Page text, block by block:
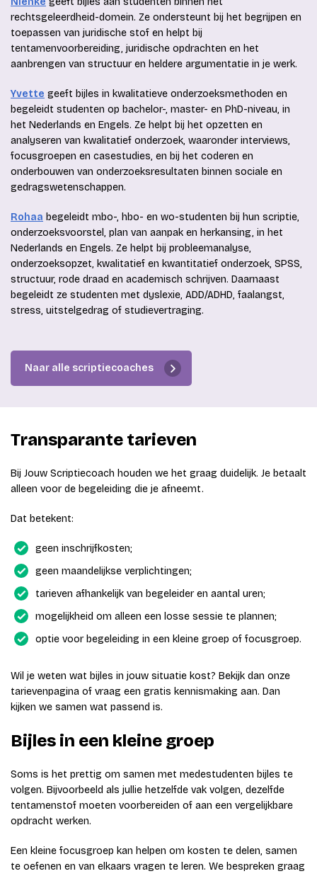
rechtsgeleerdheid-domein. Ze ondersteunt bij het begrijpen en
toepassen van juridische stof en helpt bij
tentamenvoorbereiding, juridische opdrachten en het
aanbrengen van structuur en heldere argumentatie in je werk.
Yvette geeft bijles in kwalitatieve onderzoeksmethoden en
begeleidt studenten op bachelor-, master- en PhD-niveau, in
het Nederlands en Engels. Ze helpt bij het opzetten en
analyseren van kwalitatief onderzoek, waaronder interviews,
focusgroepen en casestudies, en bij het coderen en
onderbouwen van onderzoeksresultaten binnen sociale en
gedragswetenschappen.
Rohaa begeleidt mbo-, hbo- en wo-studenten bij hun scriptie,
onderzoeksvoorstel, plan van aanpak en herkansing, in het
Nederlands en Engels. Ze helpt bij probleemanalyse,
onderzoeksopzet, kwalitatief en kwantitatief onderzoek, SPSS,
structuur, rode draad en academisch schrijven. Daarnaast
begeleidt ze studenten met dyslexie, ADD/ADHD, faalangst,
stress, uitstelgedrag of studievertraging.
Naar alle scriptiecoaches
Transparante tarieven
Bij Jouw Scriptiecoach houden we het graag duidelijk. Je betaalt
alleen voor de begeleiding die je afneemt.
Dat betekent:
geen inschrijfkosten;
geen maandelijkse verplichtingen;
tarieven afhankelijk van begeleider en aantal uren;
mogelijkheid om alleen een losse sessie te plannen;
optie voor begeleiding in een kleine groep of focusgroep.
Wil je weten wat bijles in jouw situatie kost? Bekijk dan onze
tarievenpagina of vraag een gratis kennismaking aan. Dan
kijken we samen wat passend is.
Bijles in een kleine groep
Soms is het prettig om samen met medestudenten bijles te
volgen. Bijvoorbeeld als jullie hetzelfde vak volgen, dezelfde
tentamenstof moeten voorbereiden of aan een vergelijkbare
opdracht werken.
Een kleine focusgroep kan helpen om kosten te delen, samen
te oefenen en van elkaars vragen te leren. We bespreken graag